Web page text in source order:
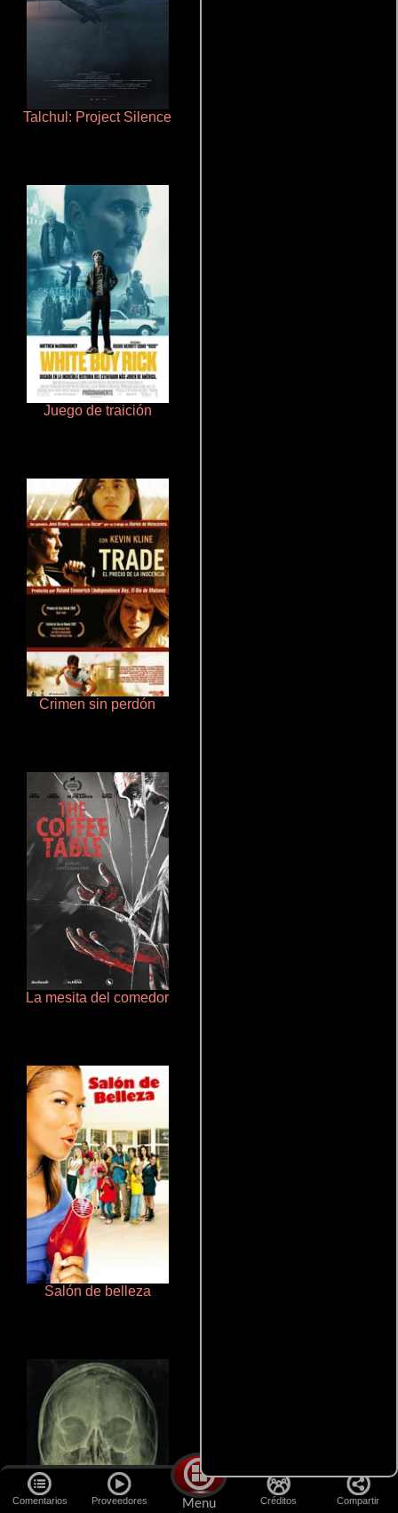
Comentarios Proveedores Menu Créditos Compartir
Talchul: Project Silence
Juego de traición
Crimen sin perdón
La mesita del comedor
Salón de belleza